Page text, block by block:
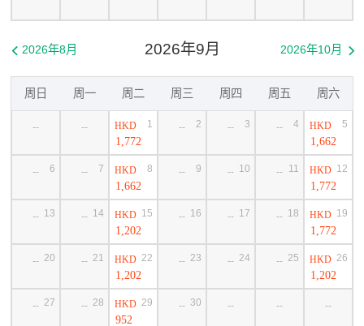
2026年9月
 2026年8月 2026年10月 
周日 周一 周二 周三 周四 周五 周六
-- -- HKD
1,772
1 -- 2 -- 3 -- 4 HKD
1,662
5
-- 6 -- 7 HKD
1,662
8 -- 9 -- 10 -- 11 HKD
1,772
12
-- 13 -- 14 HKD
1,202
15 -- 16 -- 17 -- 18 HKD
1,772
19
-- 20 -- 21 HKD
1,202
22 -- 23 -- 24 -- 25 HKD
1,202
26
-- 27 -- 28 HKD
952
29 -- 30 -- -- --